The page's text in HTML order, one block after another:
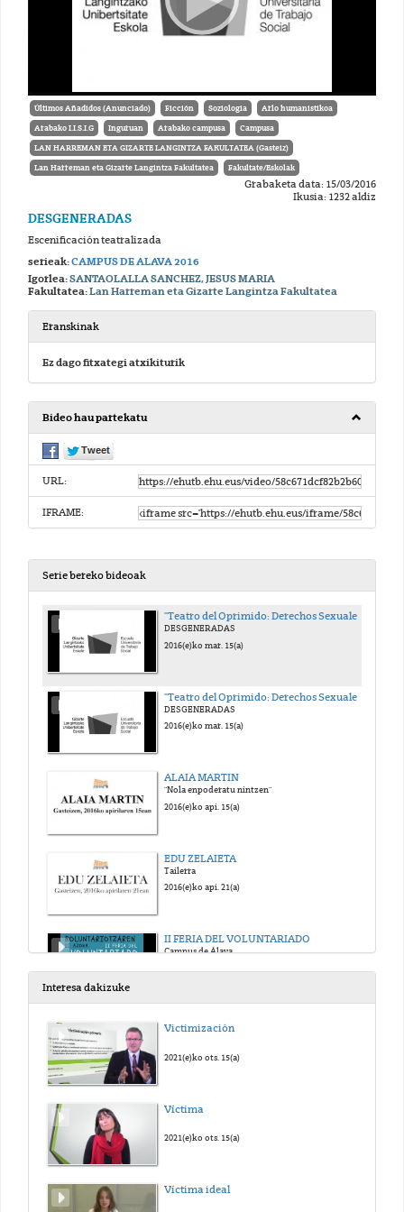
Últimos Añadidos (Anunciado) Ficción Soziologia Arlo humanistikoa
Arabako I.I.S.I.G Inguruan Arabako campusa Campusa
LAN HARREMAN ETA GIZARTE LANGINTZA FAKULTATEA (Gasteiz)
Lan Harreman eta Gizarte Langintza Fakultatea Fakultate/Eskolak
Grabaketa data: 15/03/2016
Ikusia: 1232 aldiz
DESGENERADAS
Escenificación teatralizada
serieak:CAMPUS DE ALAVA 2016
Igorlea:SANTAOLALLA SANCHEZ, JESUS MARIA
Fakultatea:Lan Harreman eta Gizarte Langintza Fakultatea
Eranskinak
Ez dago fitxategi atxikiturik
Bideo hau partekatu
URL:
IFRAME:
Serie bereko bideoak
DESGENERADAS
2016(e)ko mar. 15(a)
DESGENERADAS
2016(e)ko mar. 15(a)
ALAIA MARTIN
"Nola enpoderatu nintzen"
2016(e)ko api. 15(a)
EDU ZELAIETA
Tailerra
2016(e)ko api. 21(a)
II FERIA DEL VOLUNTARIADO
Campus de Álava
"Proiektuen Bidezko Lana Lemoizko Eskolan"
Interesa dakizuke
Victimización
2021(e)ko ots. 15(a)
Víctima
2021(e)ko ots. 15(a)
Víctima ideal